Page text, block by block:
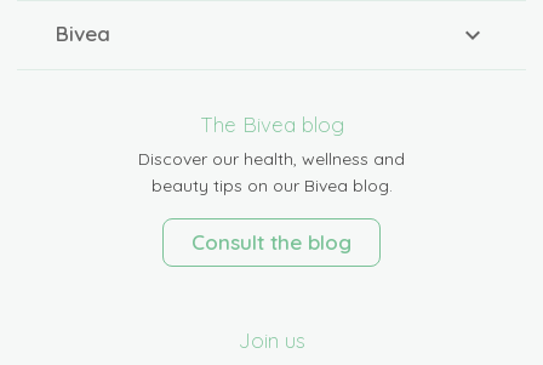
Bivea
The Bivea blog
Discover our health, wellness and
beauty tips on our Bivea blog.
Consult the blog
Join us